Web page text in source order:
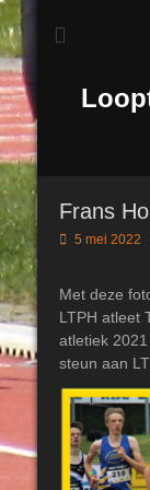
Frans
Geplaatst
5 mei 2022
Met deze
LTPH atleet
atletiek
steun aan